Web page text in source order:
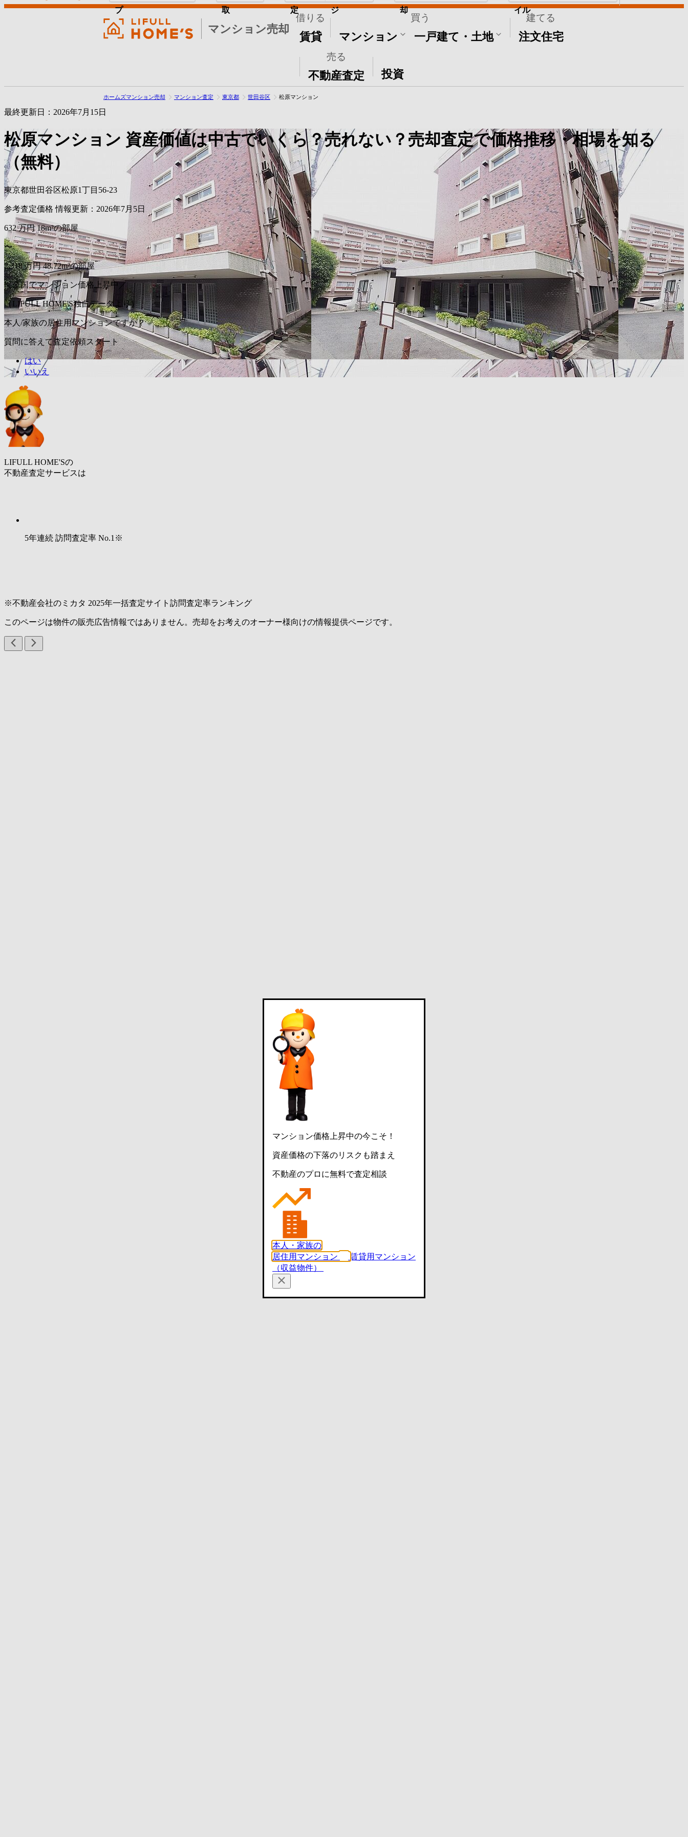
マンション売却
借りる
賃貸
買う
マンション 一戸建て・土地
建てる
注文住宅
売る
不動産査定
その他
投資
プ 取 定 ジ 却 イル
ホームズマンション売却 マンション査定 東京都 世田谷区 松原マンション
最終更新日：2026年7月15日
松原マンション 資産価値は中古でいくら？売れない？売却査定で価格推移・相場を知る
（無料）
東京都世田谷区松原1丁目56-23
参考査定価格 情報更新：2026年7月5日
632 万円 18m²の部屋
〜
2,318 万円 48.72m²の部屋
＼全国でマンション価格上昇中／
（LIFULL HOME'S独自データより）
本人/家族の居住用マンションですか？
質問に答えて査定依頼スタート
はい
いいえ
LIFULL HOME'Sの
不動産査定サービスは
5年連続 訪問査定率 No.1 ※
※不動産会社のミカタ 2025年一括査定サイト訪問査定率ランキング
このページは物件の販売広告情報ではありません。売却をお考えのオーナー様向けの情報提供ページです。
マンション価格上昇中の今こそ！
資産価格の下落のリスクも踏まえ
不動産のプロに無料で査定相談
本人・家族の
居住用マンション
賃貸用マンション
（収益物件）